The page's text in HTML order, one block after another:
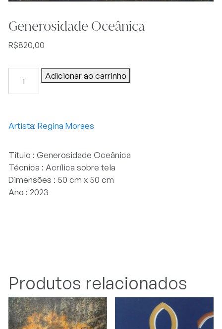
Generosidade Oceânica
R$820,00
Generosidade
Oceânica
Adicionar ao carrinho
Regina Moraes
Titulo : Generosidade Oceânica
Técnica : Acrílica sobre tela
Dimensões : 50 cm x 50 cm
Ano : 2023
Produtos relacionados